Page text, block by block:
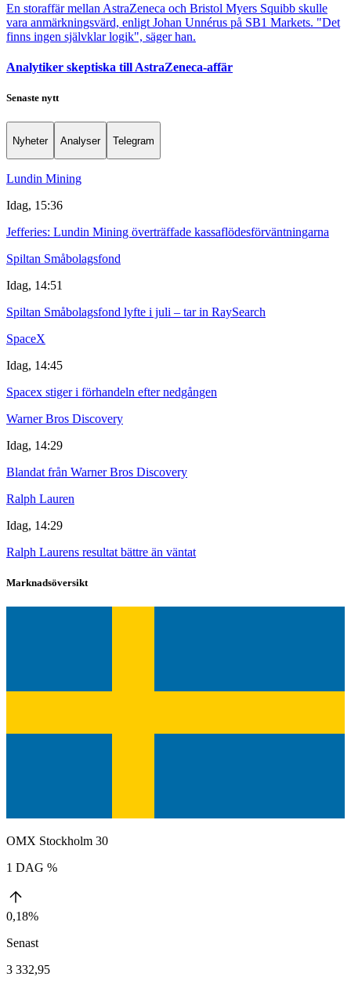
En storaffär mellan AstraZeneca och Bristol Myers Squibb skulle
vara anmärkningsvärd, enligt Johan Unnérus på SB1 Markets. "Det
finns ingen självklar logik", säger han.
Analytiker skeptiska till AstraZeneca-affär
Senaste nytt
Nyheter Analyser Telegram
Lundin Mining
Idag, 15:36
Jefferies: Lundin Mining överträffade kassaflödesförväntningarna
Spiltan Småbolagsfond
Idag, 14:51
Spiltan Småbolagsfond lyfte i juli – tar in RaySearch
SpaceX
Idag, 14:45
Spacex stiger i förhandeln efter nedgången
Warner Bros Discovery
Idag, 14:29
Blandat från Warner Bros Discovery
Ralph Lauren
Idag, 14:29
Ralph Laurens resultat bättre än väntat
Marknadsöversikt
OMX Stockholm 30
1 DAG %
0,18%
Senast
3 332,95